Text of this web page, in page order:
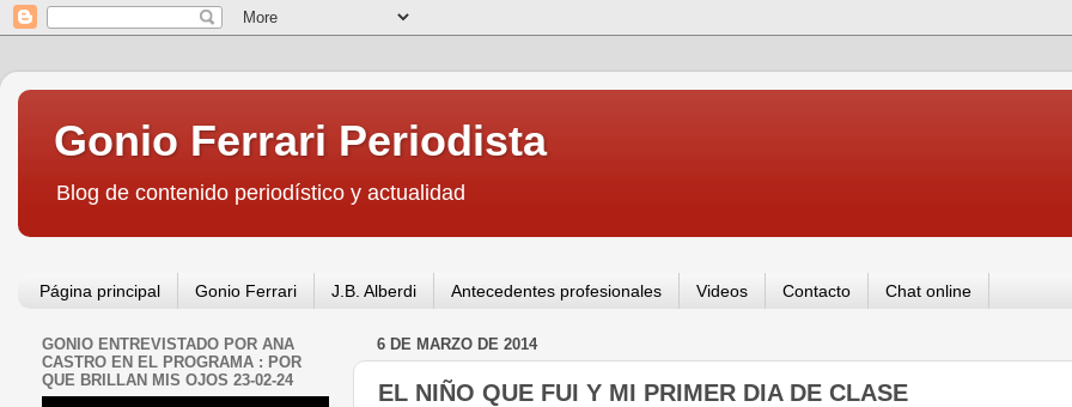
Gonio Ferrari Periodista
Blog de contenido periodístico y actualidad
Página principal Gonio Ferrari J.B. Alberdi Antecedentes profesionales Videos Contacto Chat online
6 DE MARZO DE 2014
EL NIÑO QUE FUI Y MI PRIMER DIA DE CLASE
GONIO ENTREVISTADO POR ANA
CASTRO EN EL PROGRAMA : POR
QUE BRILLAN MIS OJOS 23-02-24